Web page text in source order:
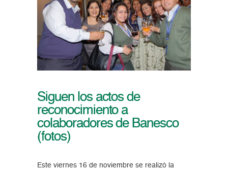
Siguen los actos de
reconocimiento a
colaboradores de Banesco
(fotos)
Este viernes 16 de noviembre se realizó la